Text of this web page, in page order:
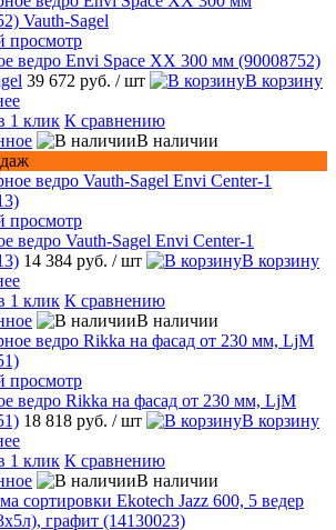
просмотр
ведро Envi Space XX 300 мм (90008752)
39 672 руб. / шт
В корзину
1 клик К сравнению
В наличии
просмотр
ведро Vauth-Sagel Envi Center-1
14 384 руб. / шт
В корзину
1 клик К сравнению
В наличии
просмотр
ведро Rikka на фасад от 230 мм, LjM
18 818 руб. / шт
В корзину
1 клик К сравнению
В наличии